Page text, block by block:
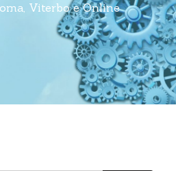
Viterbo e Online